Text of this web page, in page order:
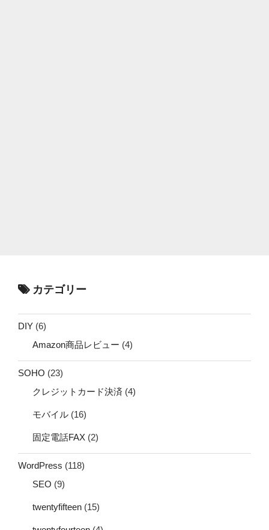
カテゴリー
DIY (6)
Amazon商品レビュー (4)
SOHO (23)
クレジットカード決済 (4)
モバイル (16)
固定電話FAX (2)
WordPress (118)
SEO (9)
twentyfifteen (15)